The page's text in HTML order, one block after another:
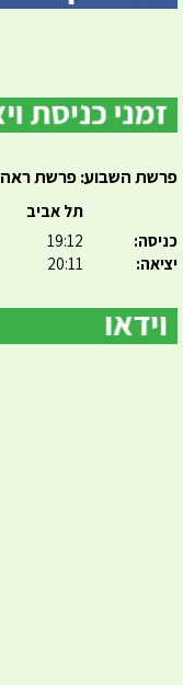
פרשת השבוע: פרשת ראה
כניסה:
יציאה:
תל אביב
19:12
20:11